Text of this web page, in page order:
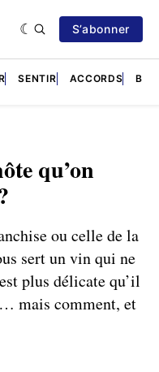
S’abonner
SENTIR ACCORDS
qu’on
ou celle de la
sert un vin qui ne
plus délicate qu’il
mais comment, et